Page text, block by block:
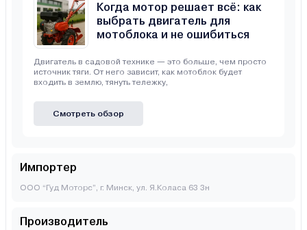
Когда мотор решает всё: как
выбрать двигатель для
мотоблока и не ошибиться
Двигатель в садовой технике — это больше, чем просто
источник тяги. От него зависит, как мотоблок будет
входить в землю, тянуть тележку,
Смотреть обзор
Импортер
ООО “Гуд Моторс”, г. Минск, ул. Я.Коласа 63 3н
Производитель